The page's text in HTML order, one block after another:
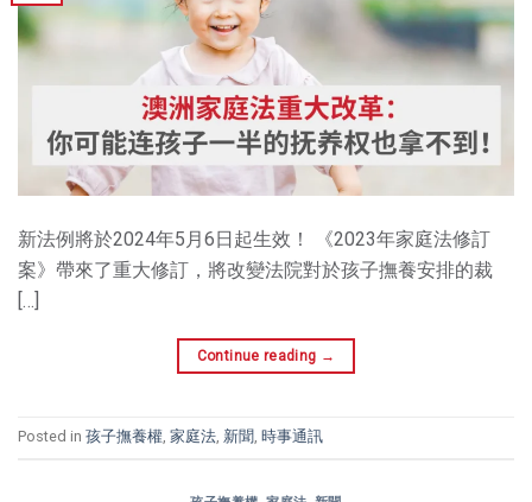
新法例將於2024年5月6日起生效！ 《2023年家庭法修訂
案》帶來了重大修訂，將改變法院對於孩子撫養安排的裁
[…]
Continue reading →
Posted in 孩子撫養權, 家庭法, 新聞, 時事通訊